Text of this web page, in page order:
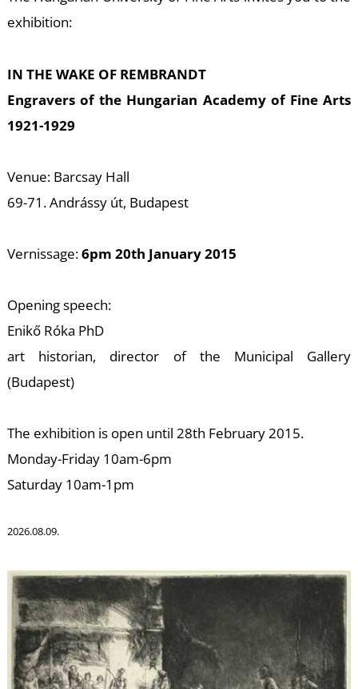
exhibition:
IN THE WAKE OF REMBRANDT
Engravers of the Hungarian Academy of Fine Arts
1921-1929
Venue: Barcsay Hall
69-71. Andrássy út, Budapest
Vernissage:6pm 20th January 2015
Opening speech:
Enikő Róka PhD
art historian, director of the Municipal Gallery
(Budapest)
The exhibition is open until 28th February 2015.
Monday-Friday 10am-6pm
Saturday 10am-1pm
2026.08.09.